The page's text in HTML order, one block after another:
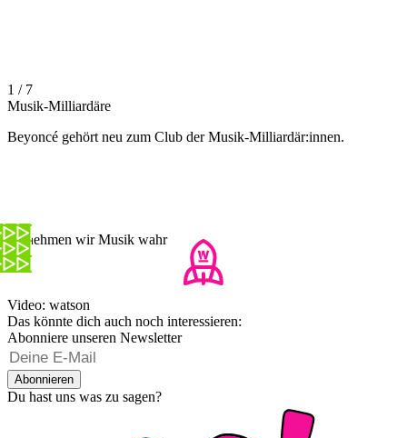
1 / 7
Musik-Milliardäre
Beyoncé gehört neu zum Club der Musik-Milliardär:innen.
So nehmen wir Musik wahr
Video: watson
Das könnte dich auch noch interessieren:
Abonniere unseren Newsletter
Abonnieren
Du hast uns was zu sagen?